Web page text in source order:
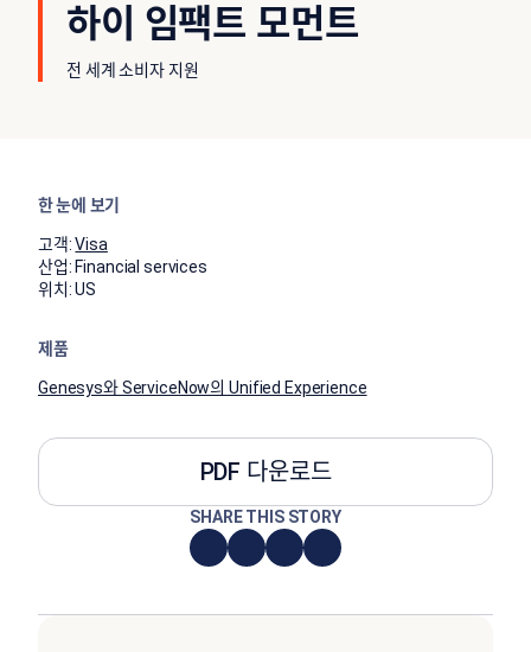
하이 임팩트 모먼트
전 세계 소비자 지원
한 눈에 보기
고객: Visa
산업: Financial services
위치:US
제품
Genesys와 ServiceNow의 Unified Experience
PDF 다운로드
SHARE THIS STORY